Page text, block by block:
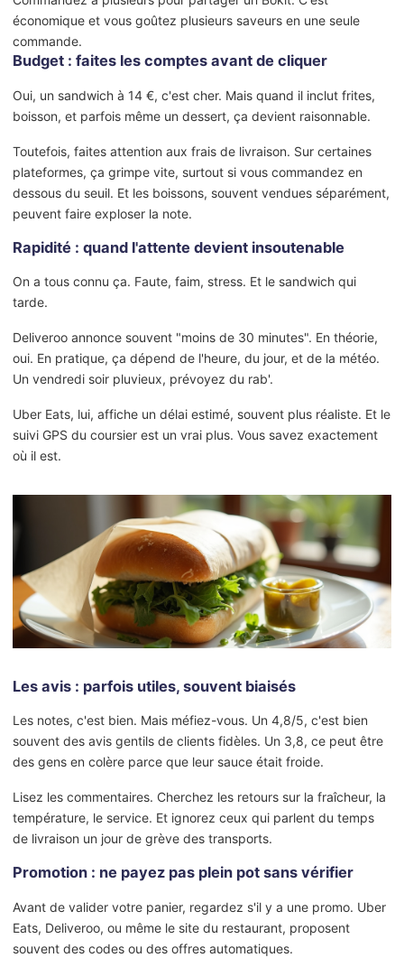
économique et vous goûtez plusieurs saveurs en une seule
commande.
Budget : faites les comptes avant de cliquer
Oui, un sandwich à 14 €, c'est cher. Mais quand il inclut frites,
boisson, et parfois même un dessert, ça devient raisonnable.
Toutefois, faites attention aux frais de livraison. Sur certaines
plateformes, ça grimpe vite, surtout si vous commandez en
dessous du seuil. Et les boissons, souvent vendues séparément,
peuvent faire exploser la note.
Rapidité : quand l'attente devient insoutenable
On a tous connu ça. Faute, faim, stress. Et le sandwich qui
tarde.
Deliveroo annonce souvent "moins de 30 minutes". En théorie,
oui. En pratique, ça dépend de l'heure, du jour, et de la météo.
Un vendredi soir pluvieux, prévoyez du rab'.
Uber Eats, lui, affiche un délai estimé, souvent plus réaliste. Et le
suivi GPS du coursier est un vrai plus. Vous savez exactement
où il est.
Les avis : parfois utiles, souvent biaisés
Les notes, c'est bien. Mais méfiez-vous. Un 4,8/5, c'est bien
souvent des avis gentils de clients fidèles. Un 3,8, ce peut être
des gens en colère parce que leur sauce était froide.
Lisez les commentaires. Cherchez les retours sur la fraîcheur, la
température, le service. Et ignorez ceux qui parlent du temps
de livraison un jour de grève des transports.
Promotion : ne payez pas plein pot sans vérifier
Avant de valider votre panier, regardez s'il y a une promo. Uber
Eats, Deliveroo, ou même le site du restaurant, proposent
souvent des codes ou des offres automatiques.